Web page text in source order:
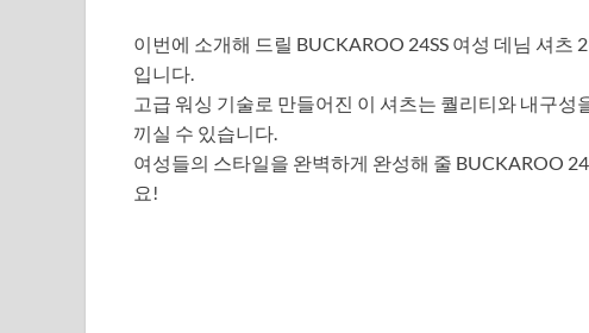
이번에 소개해 드릴 BUCKAROO 24SS 여성 데님 셔
입니다.
고급 워싱 기술로 만들어진 이 셔츠는 퀄리티와 내구성
끼실 수 있습니다.
여성들의 스타일을 완벽하게 완성해 줄 BUCKAROO
요!